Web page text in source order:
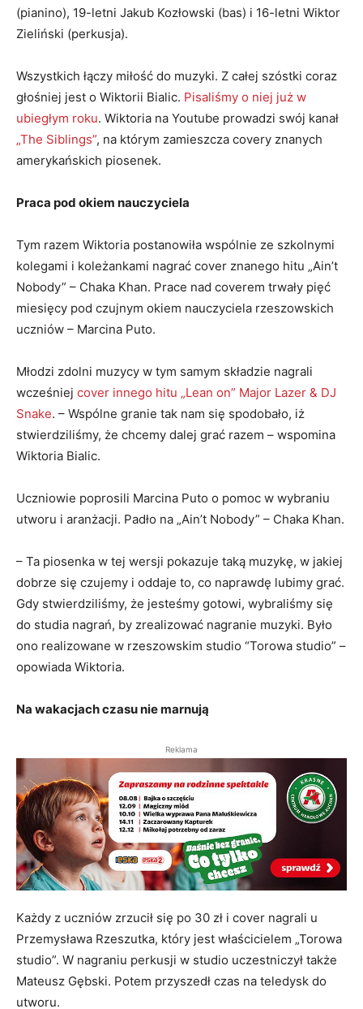
(pianino), 19-letni Jakub Kozłowski (bas) i 16-letni Wiktor
Zieliński (perkusja).
Wszystkich łączy miłość do muzyki. Z całej szóstki coraz
głośniej jest o Wiktorii Bialic. Pisaliśmy o niej już w
ubiegłym roku. Wiktoria na Youtube prowadzi swój kanał
„The Siblings”, na którym zamieszcza covery znanych
amerykańskich piosenek.
Praca pod okiem nauczyciela
Tym razem Wiktoria postanowiła wspólnie ze szkolnymi
kolegami i koleżankami nagrać cover znanego hitu „Ain’t
Nobody” – Chaka Khan. Prace nad coverem trwały pięć
miesięcy pod czujnym okiem nauczyciela rzeszowskich
uczniów – Marcina Puto.
Młodzi zdolni muzycy w tym samym składzie nagrali
wcześniej cover innego hitu „Lean on” Major Lazer & DJ
Snake. – Wspólne granie tak nam się spodobało, iż
stwierdziliśmy, że chcemy dalej grać razem – wspomina
Wiktoria Bialic.
Uczniowie poprosili Marcina Puto o pomoc w wybraniu
utworu i aranżacji. Padło na „Ain’t Nobody” – Chaka Khan.
– Ta piosenka w tej wersji pokazuje taką muzykę, w jakiej
dobrze się czujemy i oddaje to, co naprawdę lubimy grać.
Gdy stwierdziliśmy, że jesteśmy gotowi, wybraliśmy się
do studia nagrań, by zrealizować nagranie muzyki. Było
ono realizowane w rzeszowskim studio “Torowa studio” –
opowiada Wiktoria.
Na wakacjach czasu nie marnują
Reklama
Każdy z uczniów zrzucił się po 30 zł i cover nagrali u
Przemysława Rzeszutka, który jest właścicielem „Torowa
studio”. W nagraniu perkusji w studio uczestniczył także
Mateusz Gębski. Potem przyszedł czas na teledysk do
utworu.